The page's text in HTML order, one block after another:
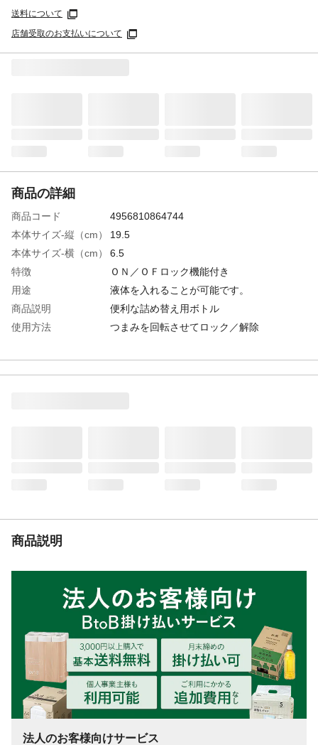
送料について
店舗受取のお支払いについて
商品の詳細
商品コード
4956810864744
本体サイズ-縦（cm）
19.5
本体サイズ-横（cm）
6.5
特徴
ＯＮ／ＯＦロック機能付き
用途
液体を入れることが可能です。
商品説明
便利な詰め替え用ボトル
使用方法
つまみを回転させてロック／解除
入数
1
重量
48
商品説明
法人のお客様向けサービス